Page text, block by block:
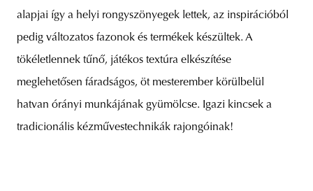
alapjai így a helyi rongyszönyegek lettek, az inspirációból
pedig változatos fazonok és termékek készültek. A
tökéletlennek tűnő, játékos textúra elkészítése
meglehetősen fáradságos, öt mesterember körülbelül
hatvan órányi munkájának gyümölcse. Igazi kincsek a
tradicionális kézművestechnikák rajongóinak!